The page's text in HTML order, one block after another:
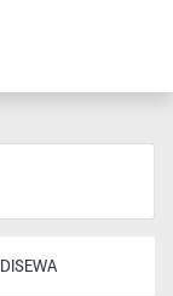
DISEWA